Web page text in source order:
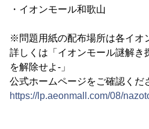
・イオンモール和歌山
※問題用紙の配布場所は各イオ
詳しくは「イオンモール謎解
を解除せよ-」
公式ホームページをご確認くだ
https://lp.aeonmall.com/08/